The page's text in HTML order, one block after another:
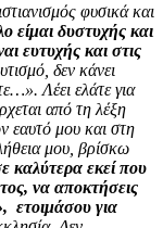
φυσικά και
είμαι δυστυχής και
ευτυχής και στις
δεν κάνει
Λέει ελάτε για
από τη λέξη
εαυτό μου και στη
μου, βρίσκω
καλύτερα εκεί που
να αποκτήσεις
ετοιμάσου για